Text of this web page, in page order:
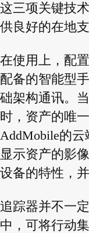
这三项关键技
供良好的在地支
在使用上，配
配备的智能型
础架构通讯。
时，资产的唯
AddMobile的
显示资产的影
设备的特性，
追踪器并不一
中，可将行动